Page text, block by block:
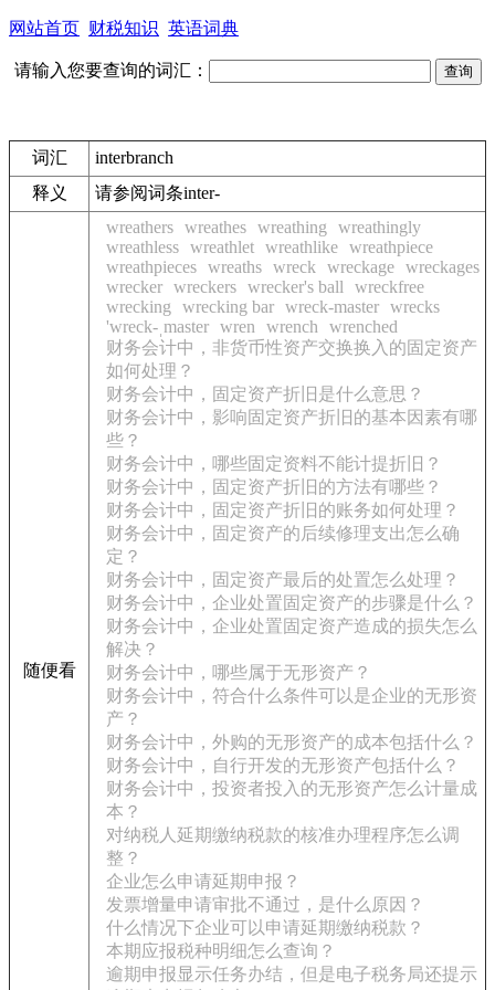
网站首页 财税知识 英语词典
请输入您要查询的词汇：
词汇
interbranch
释义
请参阅词条inter-
随便看
wreathers wreathes wreathing
wreathingly
wreathless wreathlet wreathlike wreathpiece
wreathpieces wreaths wreck wreckage wreckages
wrecker wreckers wrecker's ball
wreckfree
wrecking
wrecking bar wreck-master wrecks
'wreck-ˌmaster wren wrench
wrenched
财务会计中，非货币性资产交换换入的固定资产
如何处理？
财务会计中，固定资产折旧是什么意思？
财务会计中，影响固定资产折旧的基本因素有哪
些？
财务会计中，哪些固定资料不能计提折旧？
财务会计中，固定资产折旧的方法有哪些？
财务会计中，固定资产折旧的账务如何处理？
财务会计中，固定资产的后续修理支出怎么确
定？
财务会计中，固定资产最后的处置怎么处理？
财务会计中，企业处置固定资产的步骤是什么？
财务会计中，企业处置固定资产造成的损失怎么
解决？
财务会计中，哪些属于无形资产？
财务会计中，符合什么条件可以是企业的无形资
产？
财务会计中，外购的无形资产的成本包括什么？
财务会计中，自行开发的无形资产包括什么？
财务会计中，投资者投入的无形资产怎么计量成
本？
对纳税人延期缴纳税款的核准办理程序怎么调
整？
企业怎么申请延期申报？
发票增量申请审批不通过，是什么原因？
什么情况下企业可以申请延期缴纳税款？
本期应报税种明细怎么查询？
逾期申报显示任务办结，但是电子税务局还提示